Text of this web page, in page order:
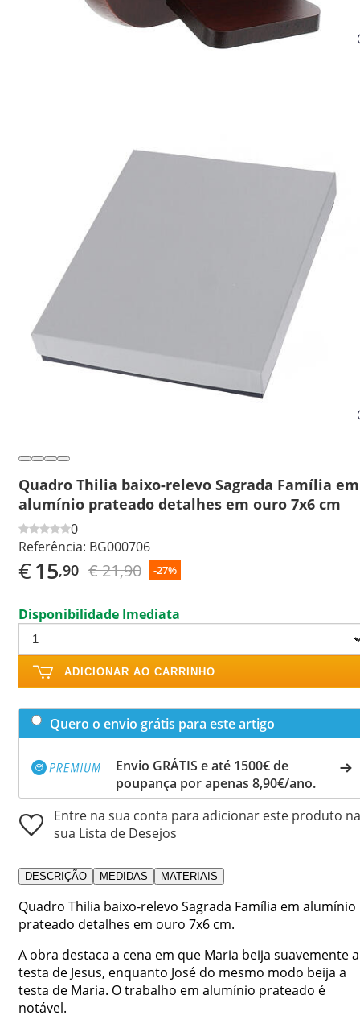
Quadro Thilia baixo-relevo Sagrada Família em
alumínio prateado detalhes em ouro 7x6 cm
0
Referência: BG000706
€15,90 € 21,90 -27%
Disponibilidade Imediata
ADICIONAR AO CARRINHO
Quero o envio grátis para este artigo
Envio GRÁTIS e até 1500€ de
poupança por apenas 8,90€/ano.
Entre na sua conta para adicionar este produto na
sua Lista de Desejos
DESCRIÇÃO MEDIDAS MATERIAIS
Quadro Thilia baixo-relevo Sagrada Família em alumínio
prateado detalhes em ouro 7x6 cm.
A obra destaca a cena em que Maria beija suavemente a
testa de Jesus, enquanto José do mesmo modo beija a
testa de Maria. O trabalho em alumínio prateado é
notável.